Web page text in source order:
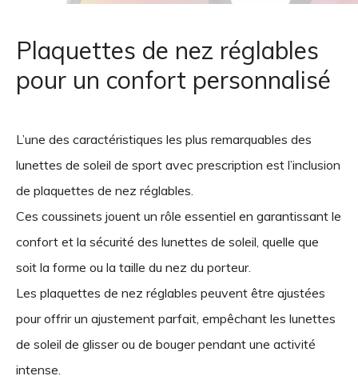
Plaquettes de nez réglables
pour un confort personnalisé
L’une des caractéristiques les plus remarquables des
lunettes de soleil de sport avec prescription est l’inclusion
de plaquettes de nez réglables.
Ces coussinets jouent un rôle essentiel en garantissant le
confort et la sécurité des lunettes de soleil, quelle que
soit la forme ou la taille du nez du porteur.
Les plaquettes de nez réglables peuvent être ajustées
pour offrir un ajustement parfait, empêchant les lunettes
de soleil de glisser ou de bouger pendant une activité
intense.